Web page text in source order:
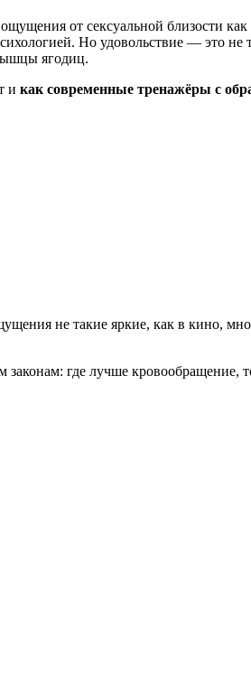
от сексуальной близости как
Но удовольствие — это не
ягодиц.
и как современные тренажёры с
не такие яркие, как в кино,
законам: где лучше кровообращение,